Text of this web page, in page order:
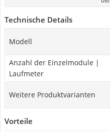
Technische Details
Modell
Anzahl der Einzelmodule |
Laufmeter
Weitere Produktvarianten
Vorteile